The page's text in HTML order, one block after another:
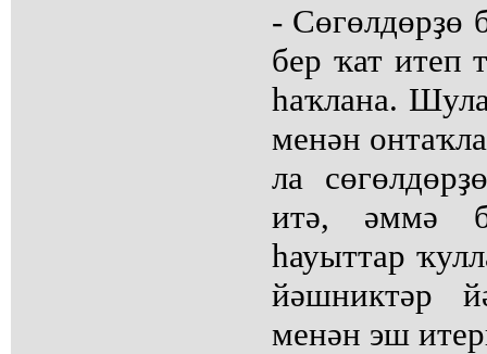
- Сөгөлдөрҙө
бер ҡат итеп
һаҡлана.
менән
ла
итә, әммә
һауыттар
йәшниктәр
менән эш